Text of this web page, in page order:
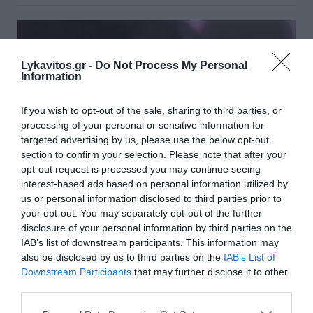
Lykavitos.gr - Do Not Process My Personal
Information
If you wish to opt-out of the sale, sharing to third parties, or
processing of your personal or sensitive information for
targeted advertising by us, please use the below opt-out
section to confirm your selection. Please note that after your
opt-out request is processed you may continue seeing
interest-based ads based on personal information utilized by
us or personal information disclosed to third parties prior to
your opt-out. You may separately opt-out of the further
disclosure of your personal information by third parties on the
IAB’s list of downstream participants. This information may
also be disclosed by us to third parties on the IAB’s List of
Downstream Participants that may further disclose it to other
Κεφτέδες με κιμά και μελιτζάνες
Για 2-3 άτομα Ετοιμασία: 10 λεπτά (+ αναμονή για τις